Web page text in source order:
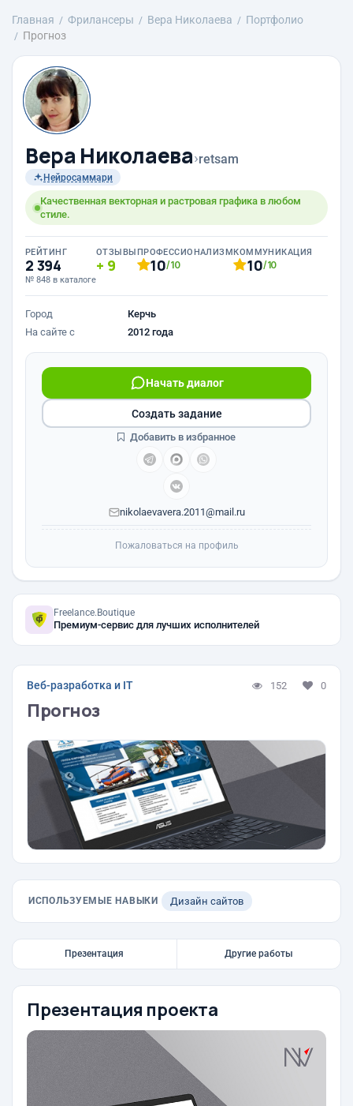
Главная Фрилансеры Вера Николаева
Портфолио
Прогноз
Вера Николаева›retsam
Нейросаммари
Качественная векторная и растровая графика в любом
стиле.
РЕЙТИНГ
2 394
№ 848 в каталоге
ОТЗЫВЫ
9
ПРОФЕССИОНАЛИЗМ
10/10
КОММУНИКАЦИЯ
10/10
Город
Керчь
На сайте с
2012 года
Начать диалог
nikolaevavera.2011@mail.ru
Создать задание
Добавить в избранное
Пожаловаться на профиль
Freelance.Boutique
Премиум-сервис для лучших исполнителей
Веб-разработка и IT 152 0
Прогноз
ИСПОЛЬЗУЕМЫЕ НАВЫКИ Дизайн сайтов
Презентация Другие работы
Презентация проекта